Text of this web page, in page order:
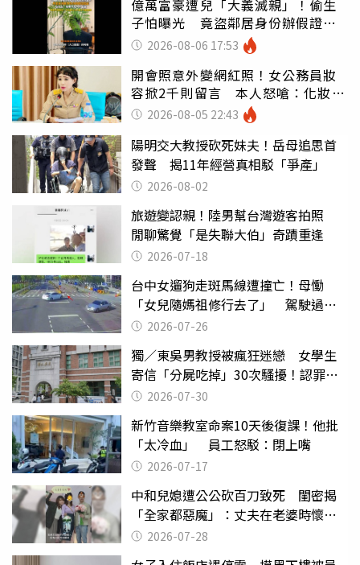
億萬富豪遭兒「大義滅親」！偷生
子怕曝光 竟盜鄰居身份辦假證落
戶 2026-08-06 17:53
開會照意外變網紅照！女公務員妝
容掀2千則留言 本人怒嗆：化妝有
錯嗎2026-08-05 22:43
陽明交大教授砍死妹夫！岳母追思首
發聲 揭11年經營真相駁「爭產」
2026-08-02
旅遊變認親！陸男幫台灣遊客拍照
閒聊驚覺「是失聯大伯」奇蹟重逢
2026-07-18
台中女遛狗走斑馬線遭撞亡！母慟
「女兒隨媽祖修行去了」 駕駛過失
致死判9月
2026-07-26
獨／東吳男教授被瘋狂迷戀 女學生
寄信「分屍吃掉」30次騷擾！認罪免
關 2026-07-30
新竹音樂教室命案10天後復課！他批
「太冷血」 員工怒駁：閉上嘴
2026-07-17
中和兒媳遭公公砍百刀致死 閨密揭
「全家都惡魔」：丈夫在老婆時懷孕
摔東西
2026-07-28